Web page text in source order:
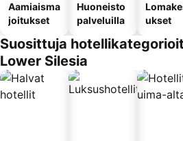
Aamiaisma
joitukset
Huoneisto
palveluilla
ukset
Suosittuja
Lower Silesia